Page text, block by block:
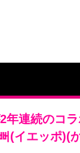
年連続のコ
(イエッポ)(